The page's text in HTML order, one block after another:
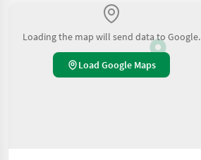
Loading the map will send data to Google.
Load Google Maps